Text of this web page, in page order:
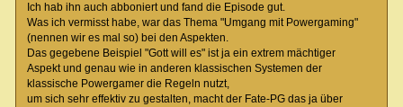
Ich hab ihn auch abboniert und fand die Episode gut.
Was ich vermisst habe, war das Thema "Umgang mit Powergaming"
(nennen wir es mal so) bei den Aspekten.
Das gegebene Beispiel "Gott will es" ist ja ein extrem mächtiger
Aspekt und genau wie in anderen klassischen Systemen der
klassische Powergamer die Regeln nutzt,
um sich sehr effektiv zu gestalten, macht der Fate-PG das ja über